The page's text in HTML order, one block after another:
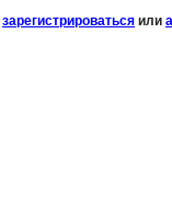
зарегистрироваться или